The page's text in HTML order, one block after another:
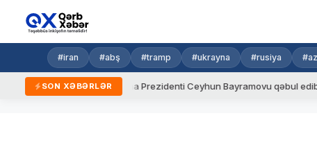
#iran #abş #tramp #ukrayna #rusiya
SON XƏBƏRLƏR
Ukrayna Prezidenti Ceyhun Bayramovu qəbul edib